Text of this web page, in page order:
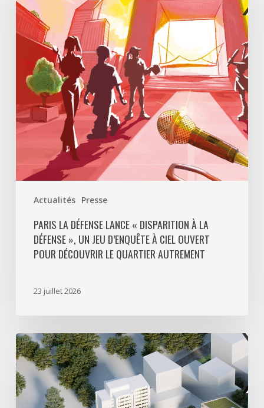
Actualités Presse
lance
«
Disparition
Défense
un
jeu
d’enquête
à
ciel
découvrir
quartier
PARIS LA DÉFENSE LANCE « DISPARITION À LA
DÉFENSE », UN JEU D’ENQUÊTE À CIEL OUVERT
POUR DÉCOUVRIR LE QUARTIER AUTREMENT
23 juillet 2026
Avec
5
actes
signés
pour